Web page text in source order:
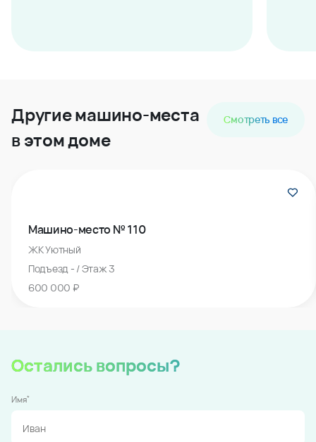
Другие машино-места
в этом доме
Смотреть все
Машино-место № 110
ЖК Уютный
Подъезд - / Этаж 3
600 000 ₽
Остались вопросы?
Имя*